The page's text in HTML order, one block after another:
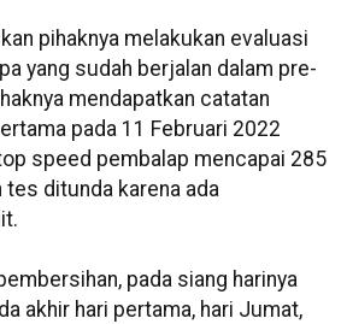
pihaknya melakukan evaluasi
yang sudah berjalan dalam pre-
mendapatkan catatan
pada 11 Februari 2022
speed pembalap mencapai 285
ditunda karena ada
pada siang harinya
akhir hari pertama, hari Jumat,